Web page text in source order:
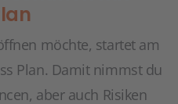
möchte, startet am
Plan. Damit nimmst du
aber auch Risiken